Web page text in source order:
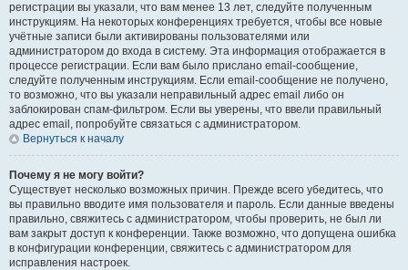
регистрации вы указали, что вам менее 13 лет, следуйте полученным
инструкциям. На некоторых конференциях требуется, чтобы все новые
учётные записи были активированы пользователями или
администратором до входа в систему. Эта информация отображается в
процессе регистрации. Если вам было прислано email-сообщение,
следуйте полученным инструкциям. Если email-сообщение не получено,
то возможно, что вы указали неправильный адрес email либо он
заблокирован спам-фильтром. Если вы уверены, что ввели правильный
адрес email, попробуйте связаться с администратором.
Вернуться к началу
Почему я не могу войти?
Существует несколько возможных причин. Прежде всего убедитесь, что
вы правильно вводите имя пользователя и пароль. Если данные введены
правильно, свяжитесь с администратором, чтобы проверить, не был ли
вам закрыт доступ к конференции. Также возможно, что допущена ошибка
в конфигурации конференции, свяжитесь с администратором для
исправления настроек.